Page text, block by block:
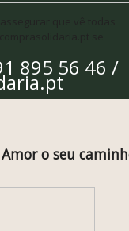
895 56 46 /
o seu